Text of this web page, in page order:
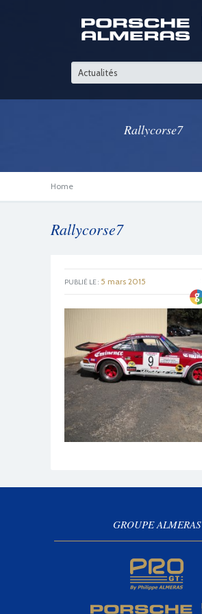
Rallycorse7
Home
Rallycorse7
PUBLIÉ LE : 5 mars 2015
GROUPE ALMERAS